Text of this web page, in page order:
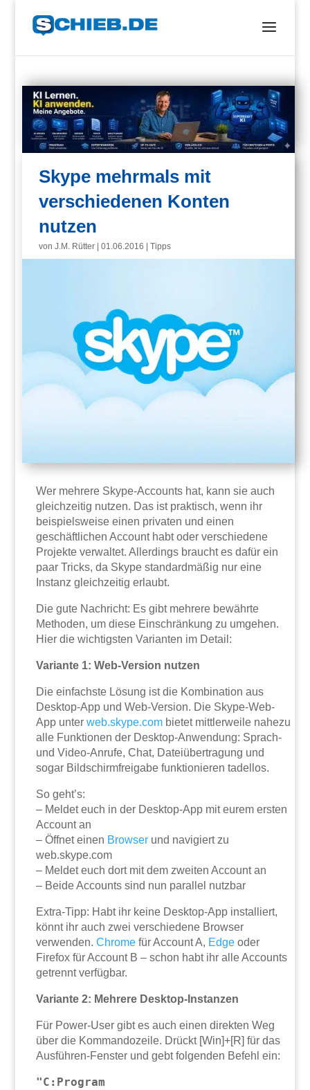
Skype mehrmals mit
verschiedenen Konten
nutzen
vonJ.M. Rütter |01.06.2016 |Tipps
Wer mehrere Skype-Accounts hat, kann sie auch
gleichzeitig nutzen. Das ist praktisch, wenn ihr
beispielsweise einen privaten und einen
geschäftlichen Account habt oder verschiedene
Projekte verwaltet. Allerdings braucht es dafür ein
paar Tricks, da Skype standardmäßig nur eine
Instanz gleichzeitig erlaubt.
Die gute Nachricht: Es gibt mehrere bewährte
Methoden, um diese Einschränkung zu umgehen.
Hier die wichtigsten Varianten im Detail:
Variante 1: Web-Version nutzen
Die einfachste Lösung ist die Kombination aus
Desktop-App und Web-Version. Die Skype-Web-
App unterweb.skype.com bietet mittlerweile nahezu
alle Funktionen der Desktop-Anwendung: Sprach-
und Video-Anrufe, Chat, Dateiübertragung und
sogar Bildschirmfreigabe funktionieren tadellos.
So geht’s:
– Meldet euch in der Desktop-App mit eurem ersten
Account an
– Öffnet einen Browser und navigiert zu
web.skype.com
– Meldet euch dort mit dem zweiten Account an
– Beide Accounts sind nun parallel nutzbar
Extra-Tipp: Habt ihr keine Desktop-App installiert,
könnt ihr auch zwei verschiedene Browser
verwenden.Chrome für Account A, Edge oder
Firefox für Account B – schon habt ihr alle Accounts
getrennt verfügbar.
Variante 2: Mehrere Desktop-Instanzen
Für Power-User gibt es auch einen direkten Weg
über die Kommandozeile. Drückt [Win]+[R] für das
Ausführen-Fenster und gebt folgenden Befehl ein:
"C:Program